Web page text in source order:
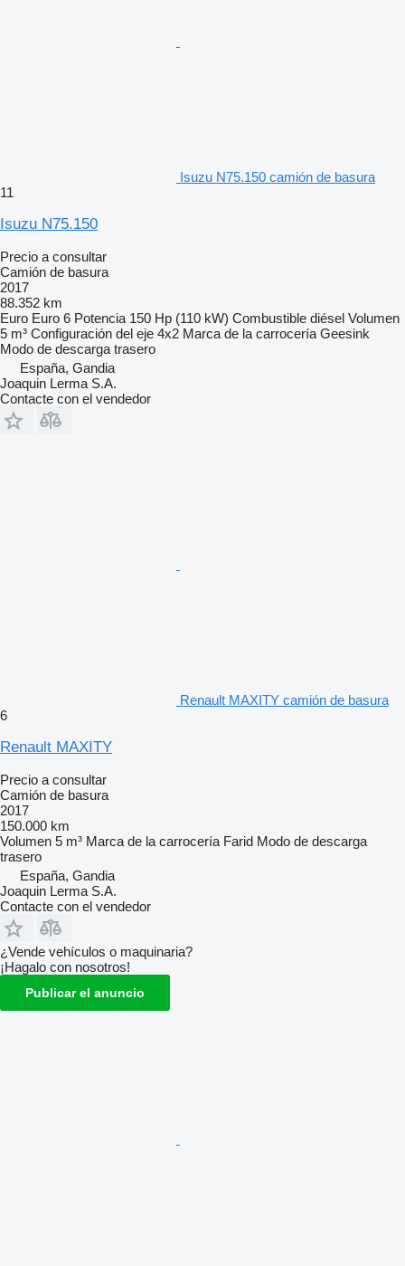
Isuzu N75.150 camión de basura
11
Isuzu N75.150
Precio a consultar
Camión de basura
2017
88.352 km
Euro Euro 6 Potencia 150 Hp (110 kW) Combustible diésel Volumen
5 m³ Configuración del eje 4x2 Marca de la carrocería Geesink
Modo de descarga trasero
España, Gandia
Joaquin Lerma S.A.
Contacte con el vendedor
Renault MAXITY camión de basura
6
Renault MAXITY
Precio a consultar
Camión de basura
2017
150.000 km
Volumen 5 m³ Marca de la carrocería Farid Modo de descarga
trasero
España, Gandia
Joaquin Lerma S.A.
Contacte con el vendedor
¿Vende vehículos o maquinaria?
¡Hagalo con nosotros!
Publicar el anuncio